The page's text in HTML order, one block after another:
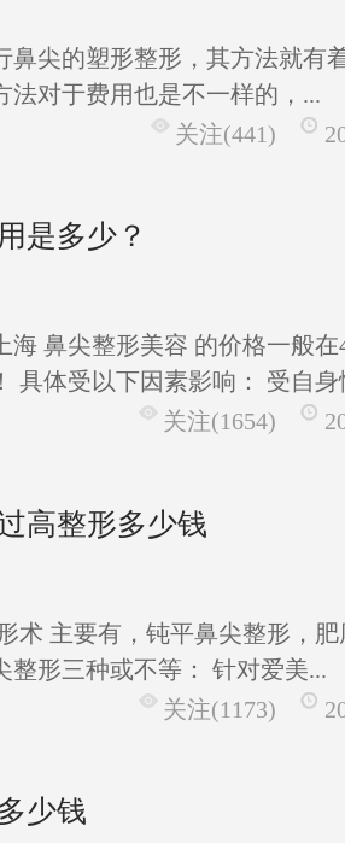
鼻尖的塑形整形，其方法就有
法对于费用也是不一样的，...
关注(441)
是多少？
海 鼻尖整形美容 的价格一般在
具体受以下因素影响： 受自身
关注(1654)
高整形多少钱
术 主要有，钝平鼻尖整形，
整形三种或不等： 针对爱美...
关注(1173)
少钱